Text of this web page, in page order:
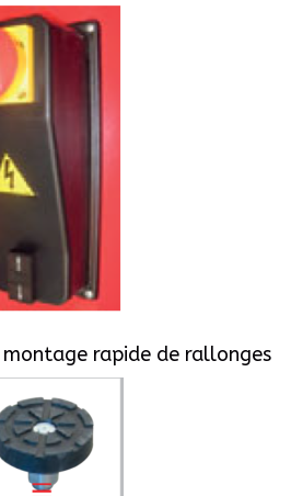
montage rapide de rallonges